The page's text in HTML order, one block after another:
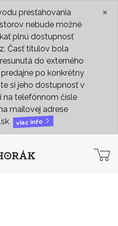
presťahovania
nebude možné
plnú dostupnosť
Časť titulov bola
do externého
po konkrétny
si jeho dostupnosť v
na telefónnom čísle
mailovej adrese
viac info
×